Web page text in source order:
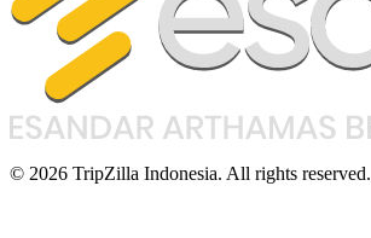
© 2026 TripZilla Indonesia. All rights reserved.